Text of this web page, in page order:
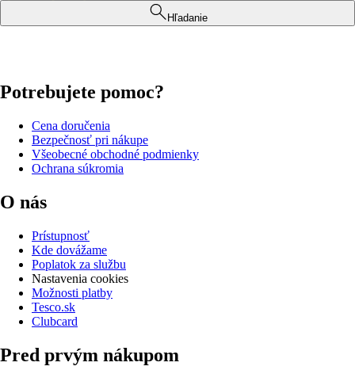
Hľadanie
Potrebujete pomoc?
Cena doručenia
Bezpečnosť pri nákupe
Všeobecné obchodné podmienky
Ochrana súkromia
O nás
Prístupnosť
Kde dovážame
Poplatok za službu
Nastavenia cookies
Možnosti platby
Tesco.sk
Clubcard
Pred prvým nákupom